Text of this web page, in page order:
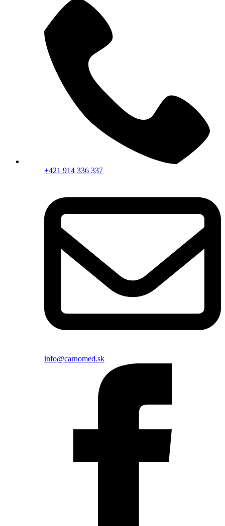
+421 914 336 337
info@carnomed.sk